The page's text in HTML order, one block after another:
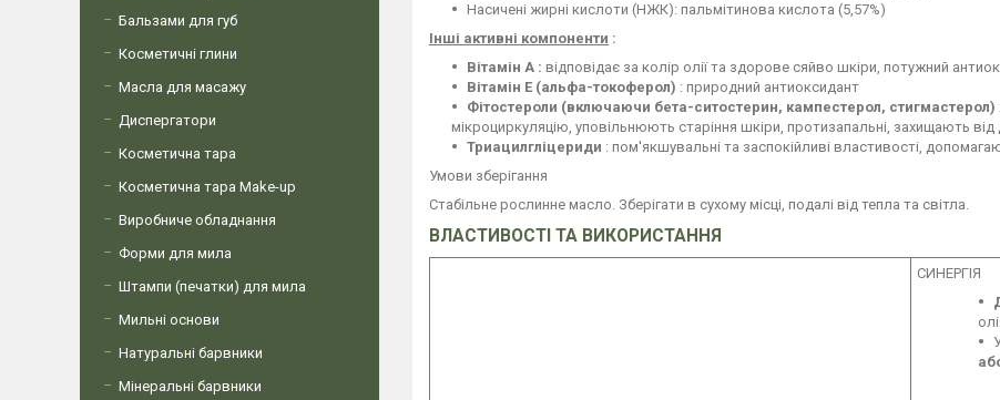
Насичені жирні кислоти (НЖК): пальмітинова кислота (5,57%)
Інші активні компоненти :
Вітамін А : відповідає за колір олії та здорове сяйво шкіри, потужний
Вітамін Е (альфа-токоферол) : природний антиоксидант
Фітостероли (включаючи бета-ситостерин, кампестерол, стигмастерол)
мікроциркуляцію, уповільнюють старіння шкіри, протизапальні, захищають від
Триацилгліцериди : пом'якшувальні та заспокійливі властивості,
Умови зберігання
Стабільне рослинне масло. Зберігати в сухому місці, подалі від тепла та світла.
ВЛАСТИВОСТІ ТА ВИКОРИСТАННЯ
СИНЕРГІЯ
Бальзами для губ
Косметичні глини
Масла для масажу
Диспергатори
Косметична тара
Косметична тара Make-up
Виробниче обладнання
Форми для мила
Штампи (печатки) для мила
Мильні основи
Натуральні барвники
Мінеральні барвники